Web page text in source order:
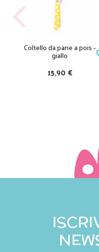
Coltello da pane a pois -
giallo
15,90 €